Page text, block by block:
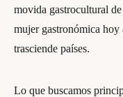
movida gastrocultural
mujer gastronómica hoy
trasciende países.
Lo que buscamos